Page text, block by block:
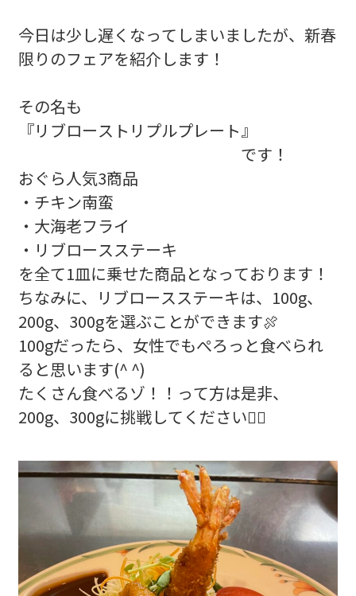
今日は少し遅くなってしまいましたが、新春
限りのフェアを紹介します！
その名も
『リブローストリプルプレート』
です！
おぐら人気3商品
・チキン南蛮
・大海老フライ
・リブロースステーキ
を全て1皿に乗せた商品となっております！
ちなみに、リブロースステーキは、100g、
200g、300gを選ぶことができます🍖
100gだったら、女性でもぺろっと食べられ
ると思います(^ ^)
たくさん食べるゾ！！って方は是非、
200g、300gに挑戦してください❤️‍🔥